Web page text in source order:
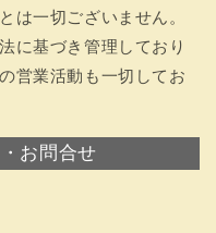
は一切ございません。
に基づき管理しており
営業活動も一切してお
お問合せ